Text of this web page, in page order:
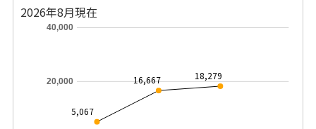
2026年8月現在
20,000
40,000
5,067
16,667 18,279